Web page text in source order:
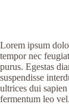
Lorem ipsum
tempor nec
purus. Egestas
suspendisse
ultrices dui
fermentum leo